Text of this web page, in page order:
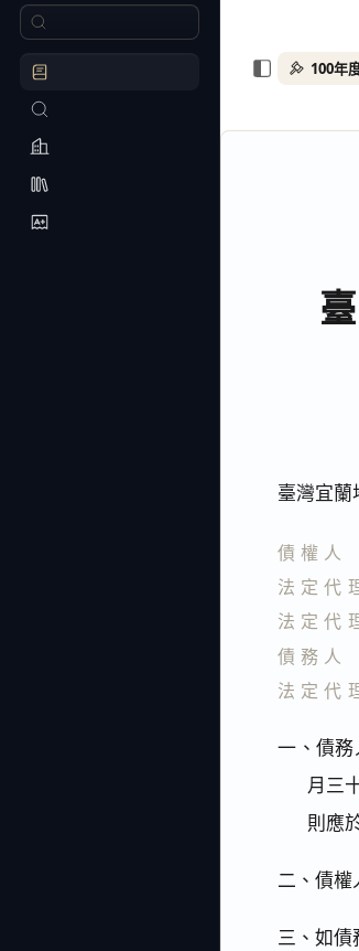
臺灣宜蘭
債權人
法定代
法定代
債務人
法定代
一、債
月三
則應
二、債權
三、如
100年